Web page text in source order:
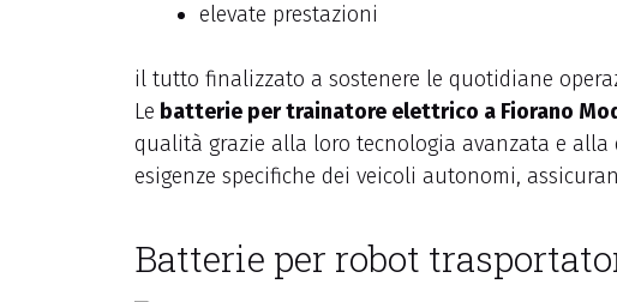
elevate prestazioni
il tutto finalizzato a sostenere le quotidiane
Le batterie per trainatore elettrico a Fiorano
qualità grazie alla loro tecnologia avanzata e alla
esigenze specifiche dei veicoli autonomi,
Batterie per robot